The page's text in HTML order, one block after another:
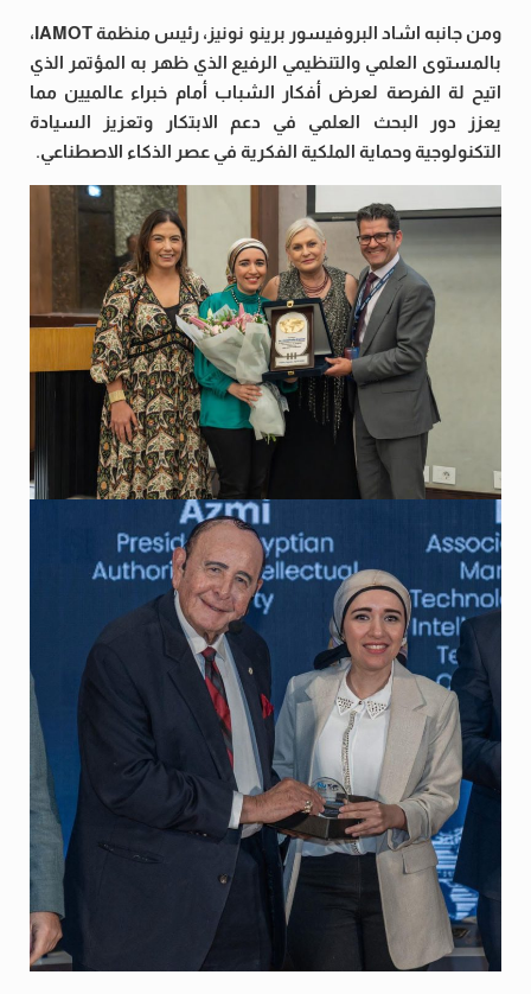
ومن جانبه اشاد البروفيسور برينو نونيز، رئيس منظمة IAMOT،
بالمستوى العلمي والتنظيمي الرفيع الذي ظهر به المؤتمر الذي
اتيح لة الفرصة لعرض أفكار الشباب أمام خبراء عالميين مما
يعزز دور البحث العلمي في دعم الابتكار وتعزيز السيادة
التكنولوجية وحماية الملكية الفكرية في عصر الذكاء الاصطناعي.